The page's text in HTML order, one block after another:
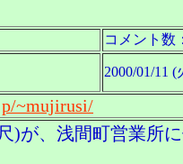
コメント
2000/01/11 (
~mujirusi/
)が、浅間町営業所